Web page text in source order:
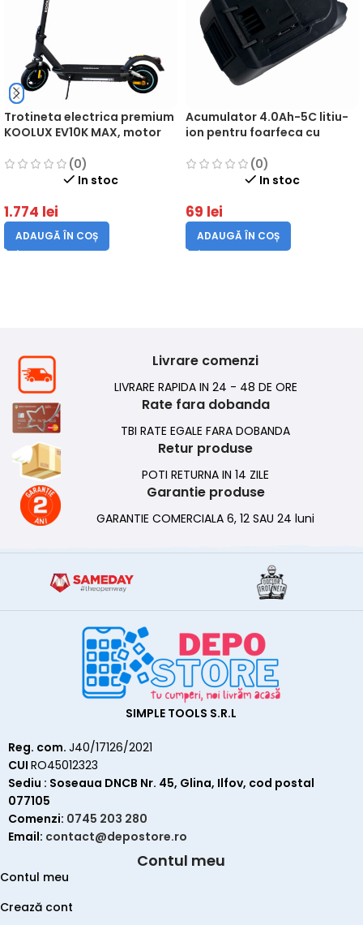
Trotineta electrica premium
KOOLUX EV10K MAX, motor
15.6Ah, viteza maxima
25Km/h, autonomie 60 km,
(0)
In stoc
1.774 lei
ADAUGĂ ÎN COȘ
Acumulator 4.0Ah-5C litiu-
ion pentru foarfeca cu
TOOLS NT20BHT01
(0)
In stoc
69 lei
ADAUGĂ ÎN COȘ
Livrare comenzi
LIVRARE RAPIDA IN 24 - 48 DE ORE
Rate fara dobanda
TBI RATE EGALE FARA DOBANDA
Retur produse
POTI RETURNA IN 14 ZILE
Garantie produse
GARANTIE COMERCIALA 6, 12 SAU 24 luni
SIMPLE TOOLS S.R.L
Reg. com. J40/17126/2021
CUI RO45012323
Sediu : Soseaua DNCB Nr. 45, Glina, Ilfov, cod postal
077105
Comenzi: 0745 203 280
Email: contact@depostore.ro
Contul meu
Contul meu
Crează cont